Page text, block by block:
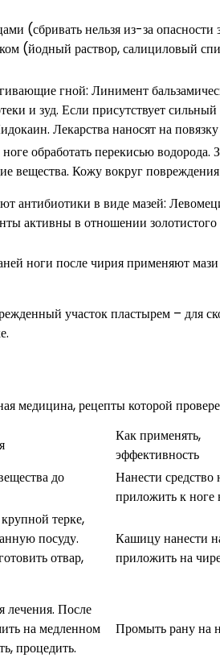
(сбривать нельзя из-за
(йодный раствор, салициловый
гной: Линимент
и зуд. Если присутствует
Лекарства наносят на
обработать перекисью водорода.
вещества. Кожу вокруг
антибиотики в виде мазей:
активны в отношении золотистого
ноги после чирия применяют
участок пластырем – для
медицина, рецепты которой
Как применять,
эффективность
до
Нанести средство
приложить к ноге
терке,
посуду.
отвар,
Кашицу нанести
приложить на
лечения. После
на медленном
процедить.
Промыть рану на